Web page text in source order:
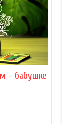
- бабушке